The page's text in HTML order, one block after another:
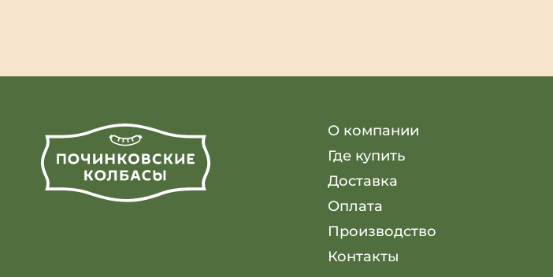
О компании
Где купить
Доставка
Оплата
Производство
Контакты